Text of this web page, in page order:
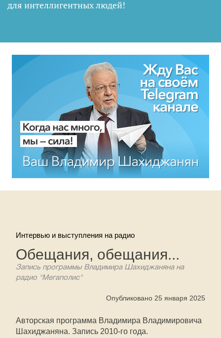
для интеллигентных людей!
Интервью и выступления на радио
Обещания, обещания...
Запись программы Владимира Шахиджаняна на
радио "Мегаполис"
Опубликовано 25 января 2025
Авторская программа Владимира Владимировича
Шахиджаняна. Запись 2010-го года.